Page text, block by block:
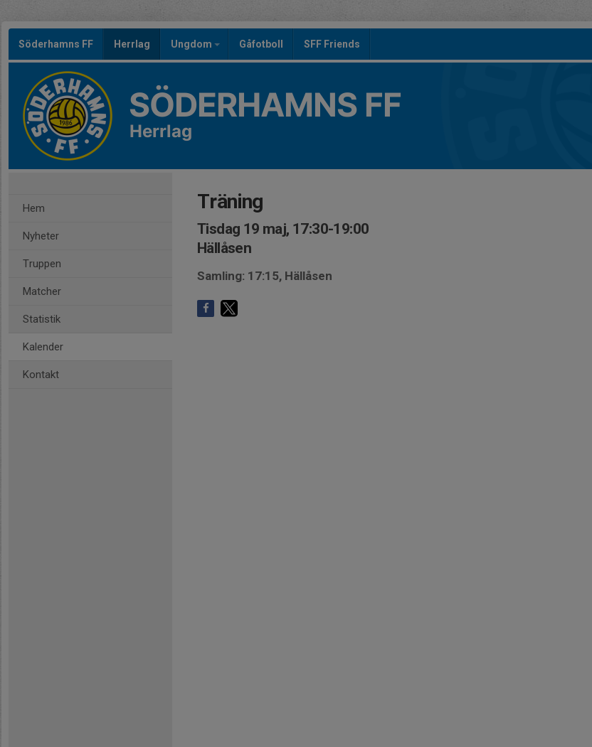
Söderhamns FF Herrlag Ungdom Gåfotboll SFF Friends
SÖDERHAMNS FF
Herrlag
Hem
Nyheter
Truppen
Matcher
Statistik
Kalender
Kontakt
Träning
Tisdag 19 maj, 17:30-19:00
Hällåsen
Samling: 17:15, Hällåsen